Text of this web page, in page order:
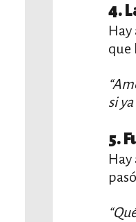
4.
Hay
que
si
5.